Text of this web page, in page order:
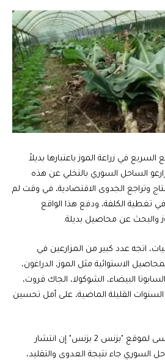
في زراعة الموز باعتبارها بديلاً
الساحل السوري بالتخلي عن هذه
وتراجع الجدوى الاقتصادية، في وقت لم
تغطية الكلفة، ودفع هذا الواقع
والبحث عن محاصيل بديلة.
اتجه عدد كبير من المزارعين في
الاستوائية مثل الموز، الدراغون،
البيضاء، الشوكولا، الجاك فروت،
القليلة الماضية، على أمل تحسين
قال الخبير الزراعي وسام عيسى لموقع "بزنس 2 بزنس" إن انتشار
السوري جاء نتيجة العدوى والتقليد،